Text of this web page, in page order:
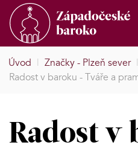
Úvod | Značky - Plzeň sever |
Radost v baroku - Tváře a
Radost v